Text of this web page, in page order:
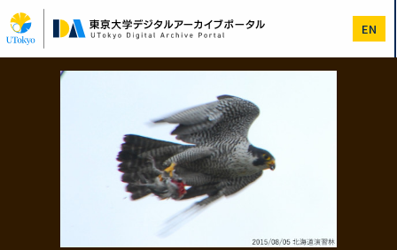
イ
ン
コ
EN